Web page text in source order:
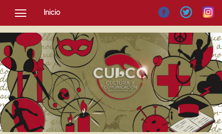
Inicio
SOCIEDAD
CULTURA
NOTICIAS